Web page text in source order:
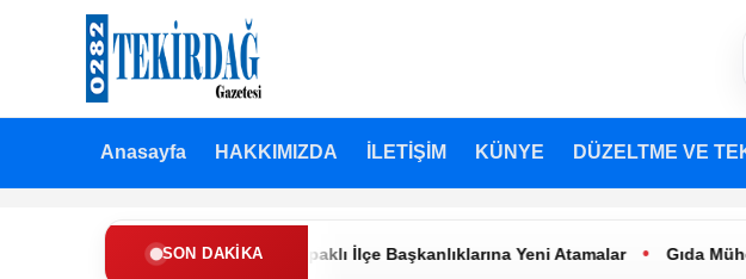
Anasayfa HAKKIMIZDA İLETİŞİM KÜNYE DÜZELTME VE
SON DAKIKA
Muratlı ve Kapaklı İlçe Başkanlıklarına Yeni Atamalar • Gıda